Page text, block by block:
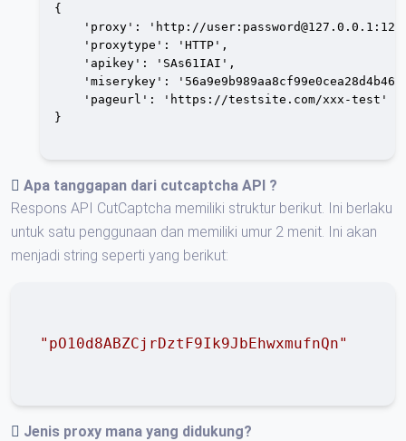
{
'proxy': 'http://
    'proxytype': 'HTTP',
    'apikey': 'SAs61IAI',
'miserykey':
    'pageurl': 'https://testsite.com/xxx-test'
}
Apa tanggapan dari cutcaptcha API ?
Respons API CutCaptcha memiliki struktur berikut. Ini berlaku
untuk satu penggunaan dan memiliki umur 2 menit. Ini akan
menjadi string seperti yang berikut:
"pO10d8ABZCjrDztF9Ik9JbEhwxmufnQn"
Jenis proxy mana yang didukung?